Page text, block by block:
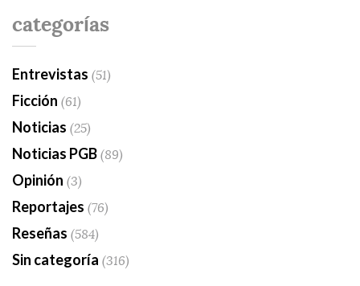
categorías
Entrevistas (51)
Ficción (61)
Noticias (25)
Noticias PGB(89)
Opinión (3)
Reportajes (76)
Reseñas (584)
Sin categoría (316)